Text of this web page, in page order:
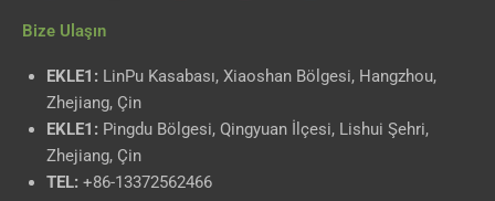
e
b
o
o
k
i
t
t
e
r
u
e
a
r
e
d
i
Bize Ulaşın
EKLE1: LinPu Kasabası, Xiaoshan Bölgesi, Hangzhou,
Zhejiang, Çin
EKLE1: Pingdu Bölgesi, Qingyuan İlçesi, Lishui Şehri,
Zhejiang, Çin
TEL: +86-13372562466